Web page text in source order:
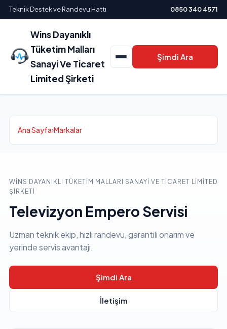
Teknik Destek ve Randevu Hattı 0850 340 4571
Wins Dayanıklı
Tüketim Malları
Sanayi Ve Ticaret
Limited Şirketi
Şimdi Ara
Ana Sayfa›Markalar
WINS DAYANIKLI TÜKETIM MALLARI SANAYI VE TICARET LIMITED
ŞIRKETI
Televizyon Empero Servisi
Uzman teknik ekip, hızlı randevu, garantili onarım ve
yerinde servis avantajı.
Şimdi Ara
İletişim